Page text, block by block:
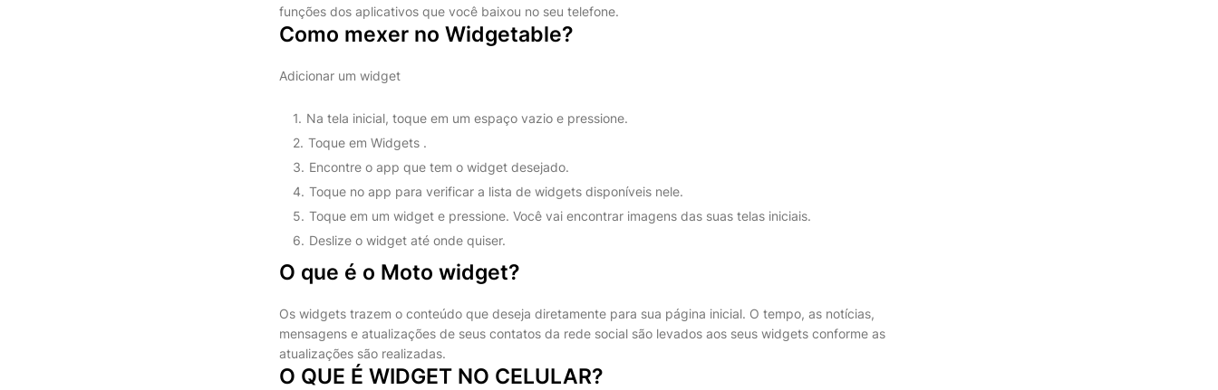
funções dos aplicativos que você baixou no seu telefone.
Como mexer no Widgetable?
Adicionar um widget
Na tela inicial, toque em um espaço vazio e pressione.
Toque em Widgets .
Encontre o app que tem o widget desejado.
Toque no app para verificar a lista de widgets disponíveis nele.
Toque em um widget e pressione. Você vai encontrar imagens das suas telas iniciais.
Deslize o widget até onde quiser.
O que é o Moto widget?
Os widgets trazem o conteúdo que deseja diretamente para sua página inicial. O tempo, as notícias,
mensagens e atualizações de seus contatos da rede social são levados aos seus widgets conforme as
atualizações são realizadas.
O QUE É WIDGET NO CELULAR?